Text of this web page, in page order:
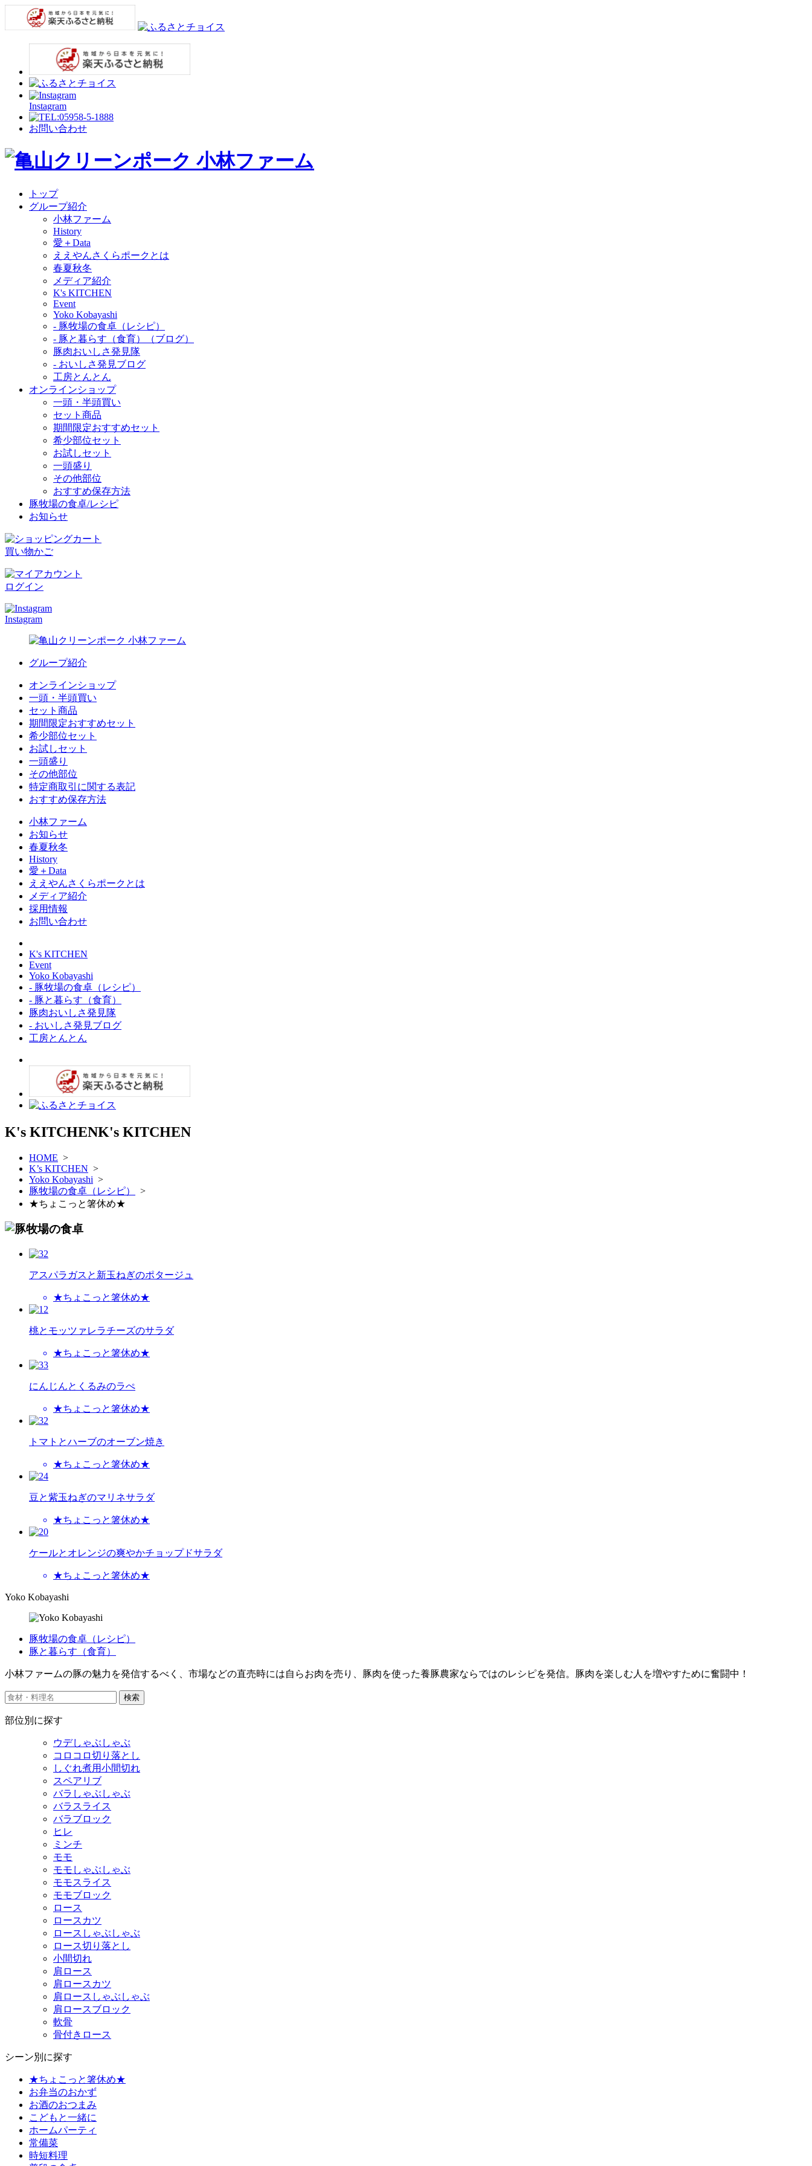
Instagram
お問い合わせ
トップ
グループ紹介
小林ファーム
History
愛＋Data
ええやんさくらポークとは
春夏秋冬
メディア紹介
K's KITCHEN
Event
Yoko Kobayashi
- 豚牧場の食卓（レシピ）
- 豚と暮らす（食育）（ブログ）
豚肉おいしさ発見隊
- おいしさ発見ブログ
工房とんとん
オンラインショップ
一頭・半頭買い
セット商品
期間限定おすすめセット
希少部位セット
お試しセット
一頭盛り
その他部位
おすすめ保存方法
豚牧場の食卓/レシピ
お知らせ
買い物かご
ログイン
Instagram
グループ紹介
オンラインショップ
一頭・半頭買い
セット商品
期間限定おすすめセット
希少部位セット
お試しセット
一頭盛り
その他部位
特定商取引に関する表記
おすすめ保存方法
小林ファーム
お知らせ
春夏秋冬
History
愛＋Data
ええやんさくらポークとは
メディア紹介
採用情報
お問い合わせ
K's KITCHEN
Event
Yoko Kobayashi
- 豚牧場の食卓（レシピ）
- 豚と暮らす（食育）
豚肉おいしさ発見隊
- おいしさ発見ブログ
工房とんとん
K's KITCHENK's KITCHEN
HOME >
K’s KITCHEN >
Yoko Kobayashi >
豚牧場の食卓（レシピ）
>
★ちょこっと箸休め★
アスパラガスと新玉ねぎのポタージュ
★ちょこっと箸休め★
桃とモッツァレラチーズのサラダ
★ちょこっと箸休め★
にんじんとくるみのラぺ
★ちょこっと箸休め★
トマトとハーブのオーブン焼き
★ちょこっと箸休め★
豆と紫玉ねぎのマリネサラダ
★ちょこっと箸休め★
ケールとオレンジの爽やかチョップドサラダ
★ちょこっと箸休め★
Yoko Kobayashi
豚牧場の食卓（レシピ）
豚と暮らす（食育）
小林ファームの豚の魅力を発信するべく、市場などの直売時には自らお肉を売り、豚肉を使った養豚農家ならではのレシピを発信。豚肉を楽しむ人を増やすために奮闘中！
検索
部位別に探す
ウデしゃぶしゃぶ
コロコロ切り落とし
しぐれ煮用小間切れ
スペアリブ
バラしゃぶしゃぶ
バラスライス
バラブロック
ヒレ
ミンチ
モモ
モモしゃぶしゃぶ
モモスライス
モモブロック
ロース
ロースカツ
ロースしゃぶしゃぶ
ロース切り落とし
小間切れ
肩ロース
肩ロースカツ
肩ロースしゃぶしゃぶ
肩ロースブロック
軟骨
骨付きロース
シーン別に探す
★ちょこっと箸休め★
お弁当のおかず
お酒のおつまみ
こどもと一緒に
ホームパーティ
常備菜
時短料理